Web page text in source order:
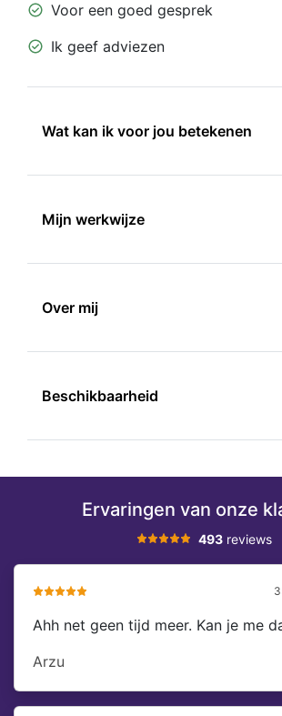
Voor een goed gesprek
Ik geef adviezen
Wat kan ik voor jou betekenen
Mijn werkwijze
Over mij
Beschikbaarheid
Ervaringen van onze
493reviews
Ahh net geen tijd meer. Kan je me
Arzu